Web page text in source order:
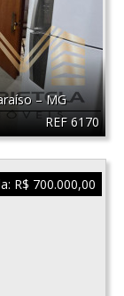
REF 6170
–MG
R$ 700.000,00